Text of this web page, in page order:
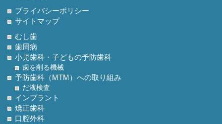
プライバシーポリシー
サイトマップ
むし歯
歯周病
小児歯科・子どもの予防歯科
歯を削る機械
予防歯科（MTM）への取り組み
だ液検査
インプラント
矯正歯科
口腔外科